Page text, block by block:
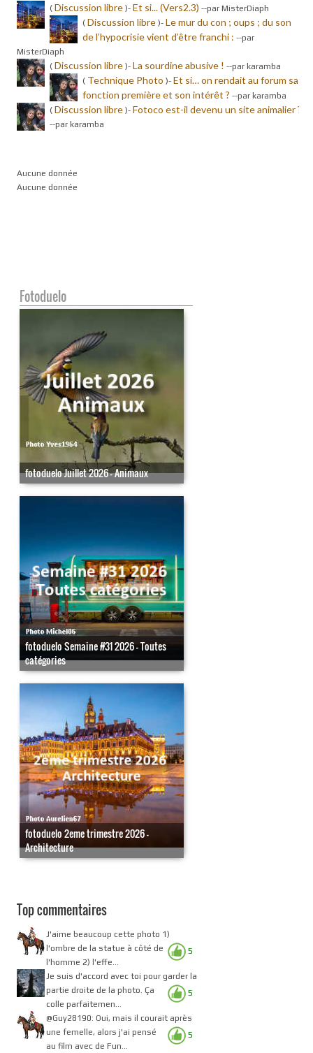
( Discussion libre )- Et si... (Vers2.3) --par MisterDiaph
( Discussion libre )- Le mur du con ; oups ; du son
de l’hypocrisie vient d’être franchi : --par
MisterDiaph
( Discussion libre )- La sourdine abusive ! --par karamba
( Technique Photo )- Et si… on rendait au forum sa
fonction première et son intérêt ? --par karamba
( Discussion libre )- Fotoco est-il devenu un site animalier ?
--par karamba
Aucune donnée
Aucune donnée
Fotoduelo
fotoduelo Juillet 2026 - Animaux
fotoduelo Semaine #31 2026 - Toutes
catégories
fotoduelo 2eme trimestre 2026 -
Architecture
Top commentaires
5
J'aime beaucoup cette photo 1)
l'ombre de la statue à côté de
l'homme 2) l'effe...
5
Je suis d'accord avec toi pour garder la
partie droite de la photo. Ça
colle parfaitemen...
5
@Guy28190: Oui, mais il courait après
une femelle, alors j'ai pensé
au film avec de Fun...